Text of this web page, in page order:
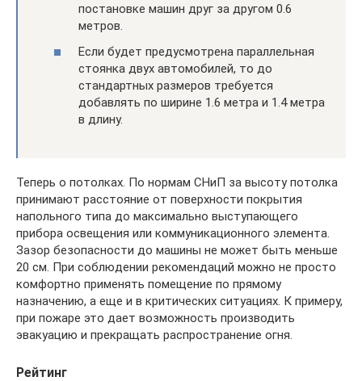
постановке машин друг за другом 0.6
метров.
Если будет предусмотрена параллельная
стоянка двух автомобилей, то до
стандартных размеров требуется
добавлять по ширине 1.6 метра и 1.4 метра
в длину.
Теперь о потолках. По нормам СНиП за высоту потолка
принимают расстояние от поверхности покрытия
напольного типа до максимально выступающего
прибора освещения или коммуникационного элемента.
Зазор безопасности до машины не может быть меньше
20 см. При соблюдении рекомендаций можно не просто
комфортно применять помещение по прямому
назначению, а еще и в критических ситуациях. К примеру,
при пожаре это дает возможность производить
эвакуацию и прекращать распространение огня.
Рейтинг